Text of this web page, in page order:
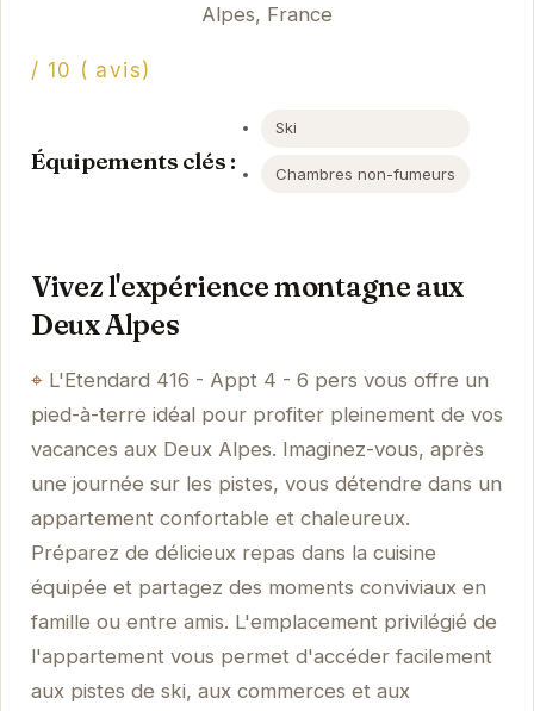
Alpes, France
/ 10 ( avis)
Équipements clés :
Ski
Chambres non-fumeurs
Vivez l'expérience montagne aux
Deux Alpes
L'Etendard 416 - Appt 4 - 6 pers vous offre un
pied-à-terre idéal pour profiter pleinement de vos
vacances aux Deux Alpes. Imaginez-vous, après
une journée sur les pistes, vous détendre dans un
appartement confortable et chaleureux.
Préparez de délicieux repas dans la cuisine
équipée et partagez des moments conviviaux en
famille ou entre amis. L'emplacement privilégié de
l'appartement vous permet d'accéder facilement
aux pistes de ski, aux commerces et aux